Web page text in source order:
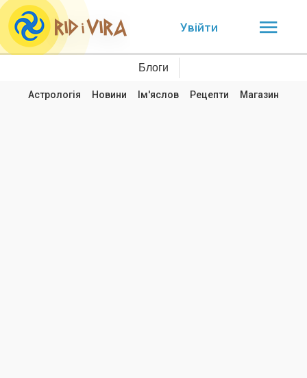
Увійти
Блоги
Астрологія Новини Ім'яслов Рецепти Магазин